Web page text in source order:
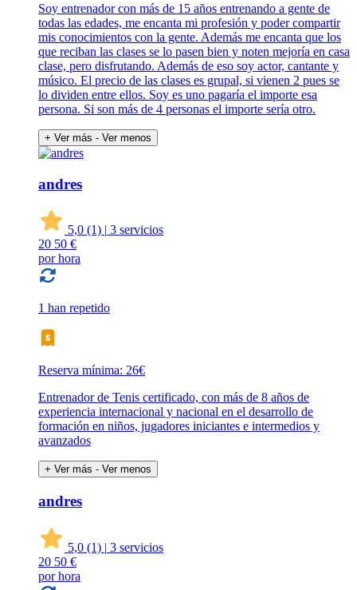
Soy entrenador con más de 15 años entrenando a gente de
todas las edades, me encanta mi profesión y poder compartir
mis conocimientos con la gente. Además me encanta que los
que reciban las clases se lo pasen bien y noten mejoría en casa
clase, pero disfrutando. Además de eso soy actor, cantante y
músico. El precio de las clases es grupal, si vienen 2 pues se
lo dividen entre ellos. Soy es uno pagaría el importe esa
persona. Si son más de 4 personas el importe sería otro.
+ Ver más - Ver menos
andres
5,0 (1) | 3 servicios
20 50 €
por hora
1 han repetido
Reserva mínima: 26€
Entrenador de Tenis certificado, con más de 8 años de
experiencia internacional y nacional en el desarrollo de
formación en niños, jugadores iniciantes e intermedios y
avanzados
+ Ver más - Ver menos
andres
5,0 (1) | 3 servicios
20 50 €
por hora